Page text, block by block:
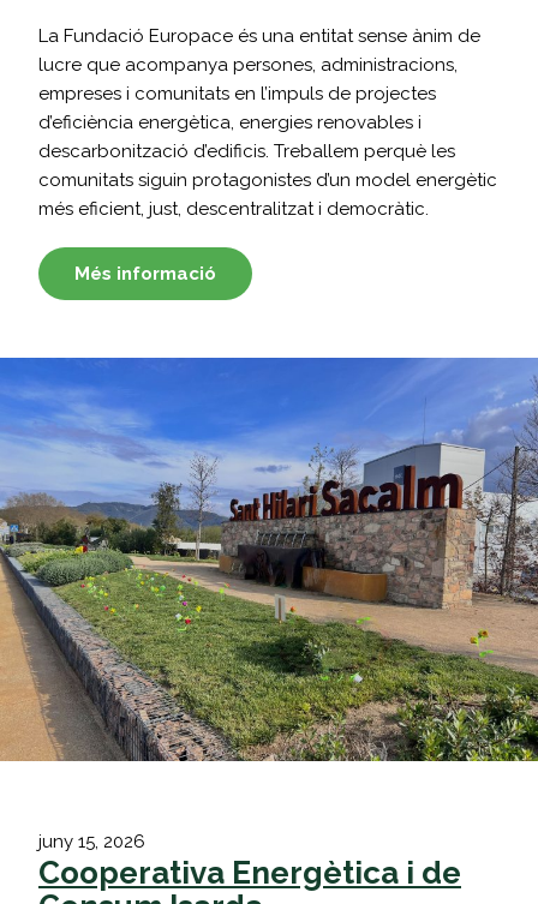
La Fundació Europace és una entitat sense ànim de
lucre que acompanya persones, administracions,
empreses i comunitats en l’impuls de projectes
d’eficiència energètica, energies renovables i
descarbonització d’edificis. Treballem perquè les
comunitats siguin protagonistes d’un model energètic
més eficient, just, descentralitzat i democràtic.
Més informació
juny 15, 2026
Cooperativa Energètica i de